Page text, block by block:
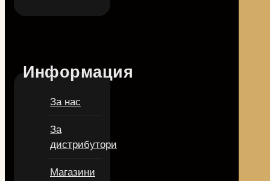
Информация
За нас
За
дистрибутори
Магазини